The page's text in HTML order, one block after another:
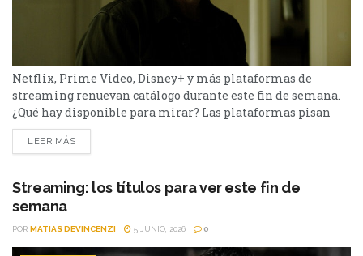
Netflix, Prime Video, Disney+ y más plataformas de
streaming renuevan catálogo durante este fin de semana.
¿Qué hay disponible para mirar? Las plataformas pisan
fuerte con una batería de lanzamientos que combinan
producciones locales y adaptaciones ambiciosas.
el menú tiene de todo. I Will Find You - Netflix Te
encontraré es una miniserie basada en...
LEER MÁS
Streaming: los títulos para ver este fin de
semana
POR MATIAS DEVINCENZI 5 JUNIO, 2026 0